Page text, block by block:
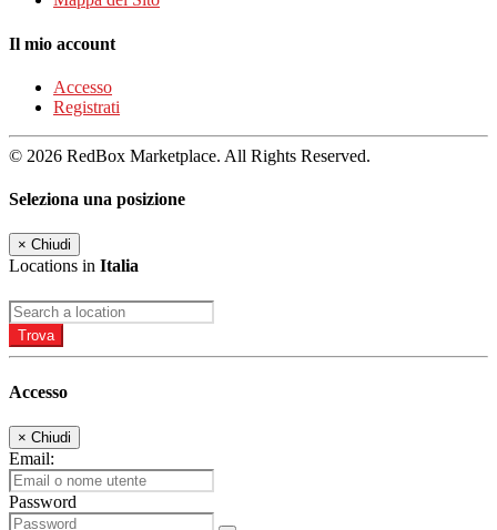
Il mio account
Accesso
Registrati
© 2026 RedBox Marketplace. All Rights Reserved.
Seleziona una posizione
× Chiudi
Locations in Italia
Trova
Accesso
× Chiudi
Email:
Password